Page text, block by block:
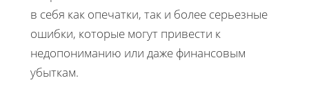
в себя как опечатки, так и более серьезные
ошибки, которые могут привести к
недопониманию или даже финансовым
убыткам.